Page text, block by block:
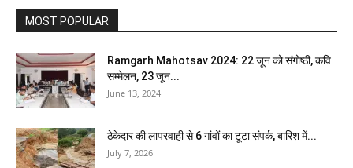
MOST POPULAR
Ramgarh Mahotsav 2024: 22 जून को संगोष्ठी, कवि
सम्मेलन, 23 जून...
June 13, 2024
ठेकेदार की लापरवाही से 6 गांवों का टूटा संपर्क, बारिश में...
July 7, 2026